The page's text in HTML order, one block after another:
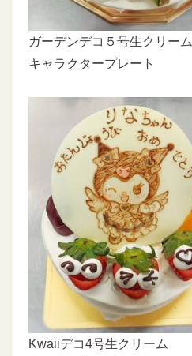
ガーデンデコ５号生クリーム
キャラクタープレート
Kwaiiデコ4号生クリーム